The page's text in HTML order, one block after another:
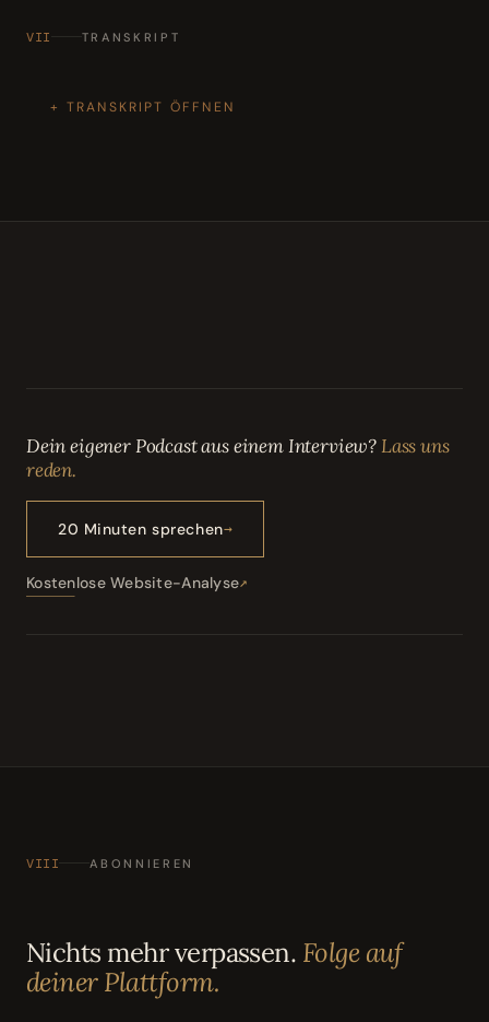
VII TRANSKRIPT
TRANSKRIPT ÖFFNEN
Dein eigener Podcast aus einem Interview?Lass uns
reden.
20 Minuten sprechen
Kostenlose Website-Analyse
VIII ABONNIEREN
Nichts mehr verpassen. Folge auf
deiner Plattform.